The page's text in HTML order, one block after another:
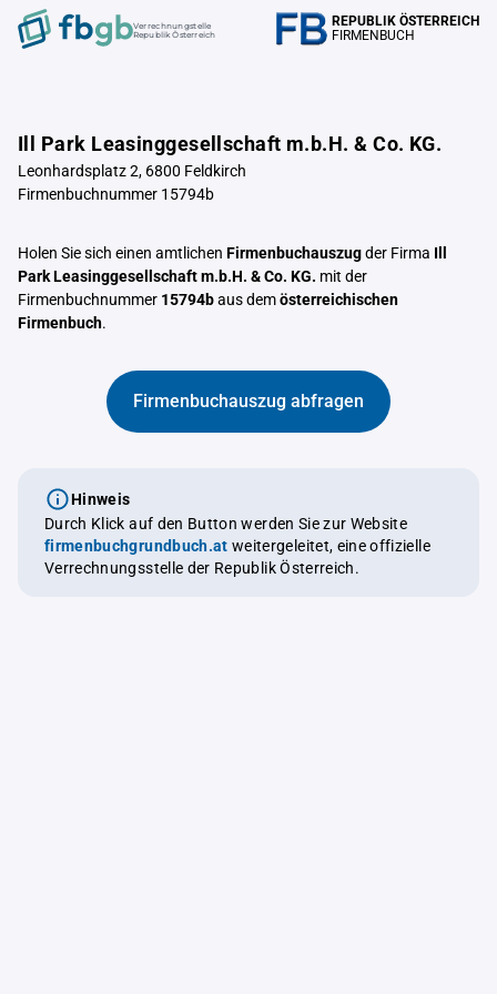
Verrechnungstelle
Republik Österreich
REPUBLIK ÖSTERREICH
FIRMENBUCH
Ill Park Leasinggesellschaft m.b.H. & Co. KG.
Leonhardsplatz 2, 6800 Feldkirch
Firmenbuchnummer 15794b
Holen Sie sich einen amtlichen Firmenbuchauszugder Firma Ill
Park Leasinggesellschaft m.b.H. & Co. KG. mit der
Firmenbuchnummer 15794baus demösterreichischen
Firmenbuch.
Firmenbuchauszug abfragen
Hinweis
Durch Klick auf den Button werden Sie zur Website
firmenbuchgrundbuch.at weitergeleitet, eine offizielle
Verrechnungsstelle der Republik Österreich.